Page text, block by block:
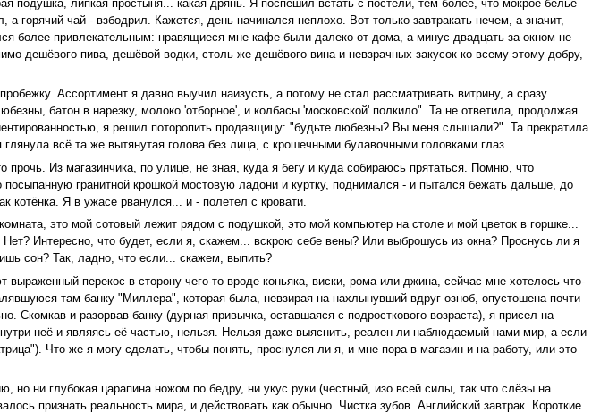
подушка, липкая простыня... какая дрянь. Я поспешил встать с постели, тем более, что мокрое бельё
чай - взбодрил. Кажется, день начинался неплохо. Вот только завтракать нечем, а значит,
более привлекательным: нравящиеся мне кафе были далеко от дома, а минус двадцать за окном не
дешёвого пива, дешёвой водки, столь же дешёвого вина и невзрачных закусок ко всему этому добру,
Ассортимент я давно выучил наизусть, а потому не стал рассматривать витрину, а сразу
батон в нарезку, молоко 'отборное', и колбасы 'московской' полкило". Та не ответила, продолжая
я решил поторопить продавщицу: "будьте любезны? Вы меня слышали?". Та прекратила
всё та же вытянутая голова без лица, с крошечными булавочными головками глаз...
Из магазинчика, по улице, не зная, куда я бегу и куда собираюсь прятаться. Помню, что
гранитной крошкой мостовую ладони и куртку, поднимался - и пытался бежать дальше, до
котёнка. Я в ужасе рванулся... и - полетел с кровати.
это мой сотовый лежит рядом с подушкой, это мой компьютер на столе и мой цветок в горшке...
Интересно, что будет, если я, скажем... вскрою себе вены? Или выброшусь из окна? Проснусь ли я
сон? Так, ладно, что если... скажем, выпить?
перекос в сторону чего-то вроде коньяка, виски, рома или джина, сейчас мне хотелось что-
там банку "Миллера", которая была, невзирая на нахлынувший вдруг озноб, опустошена почти
Скомкав и разорвав банку (дурная привычка, оставшаяся с подросткового возраста), я присел на
неё и являясь её частью, нельзя. Нельзя даже выяснить, реален ли наблюдаемый нами мир, а если
Что же я могу сделать, чтобы понять, проснулся ли я, и мне пора в магазин и на работу, или это
ни глубокая царапина ножом по бедру, ни укус руки (честный, изо всей силы, так что слёзы на
признать реальность мира, и действовать как обычно. Чистка зубов. Английский завтрак. Короткие